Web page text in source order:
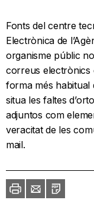
Fonts del centre
Electrònica de
organisme públic
correus electrònics
forma més habitual
situa les faltes
adjuntos com
veracitat de les
mail.
ImprimirEnviaPDF